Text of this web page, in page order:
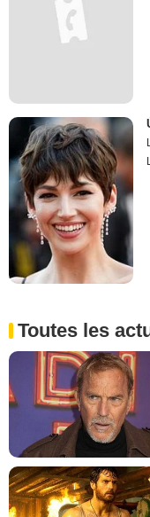
Toutes les